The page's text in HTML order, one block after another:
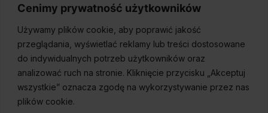
Cenimy prywatność użytkowników
Używamy plików cookie, aby poprawić jakość
przeglądania, wyświetlać reklamy lub treści dostosowane
do indywidualnych potrzeb użytkowników oraz
analizować ruch na stronie. Kliknięcie przycisku „Akceptuj
wszystkie” oznacza zgodę na wykorzystywanie przez nas
plików cookie.